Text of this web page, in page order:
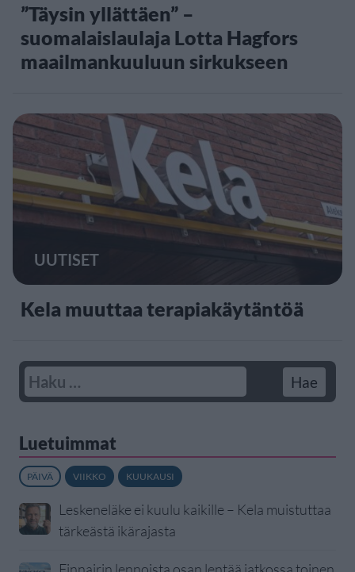
”Täysin yllättäen” –
suomalaislaulaja Lotta Hagfors
maailmankuuluun sirkukseen
UUTISET
Kela muuttaa terapiakäytäntöä
Luetuimmat
PÄIVÄ VIIKKO KUUKAUSI
Leskeneläke ei kuulu kaikille – Kela muistuttaa
tärkeästä ikärajasta